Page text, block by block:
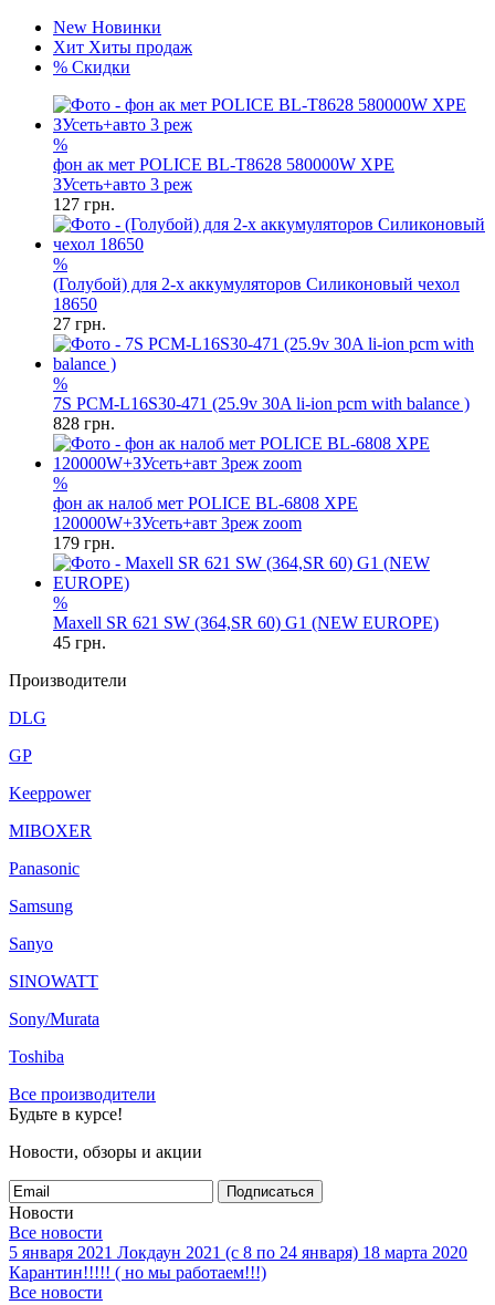
New Новинки
Хит Хиты продаж
% Скидки
%
фон ак мет POLICE BL-T8628 580000W XPE
ЗУсеть+авто 3 реж
127 грн.
%
(Голубой) для 2-х аккумуляторов Силиконовый чехол
18650
27 грн.
%
7S PCM-L16S30-471 (25.9v 30A li-ion pcm with balance )
828 грн.
%
фон ак налоб мет POLICE BL-6808 XPE
120000W+ЗУсеть+авт 3реж zoom
179 грн.
%
Maxell SR 621 SW (364,SR 60) G1 (NEW EUROPE)
45 грн.
Производители
DLG
GP
Keeppower
MIBOXER
Panasonic
Samsung
Sanyo
SINOWATT
Sony/Murata
Toshiba
Все производители
Будьте в курсе!
Новости, обзоры и акции
Подписаться
Новости
Все новости
5 января 2021 Локдаун 2021 (с 8 по 24 января) 18 марта 2020
Карантин!!!!! ( но мы работаем!!!)
Все новости